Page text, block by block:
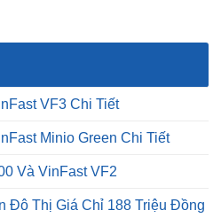
là:
VF3 Chi Tiết
Minio Green Chi Tiết
Và VinFast VF2
Đô Thị Giá Chỉ 188 Triệu Đồng